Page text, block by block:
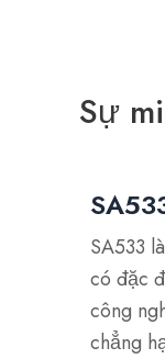
Sự
SA533
có đặc
công
chẳng